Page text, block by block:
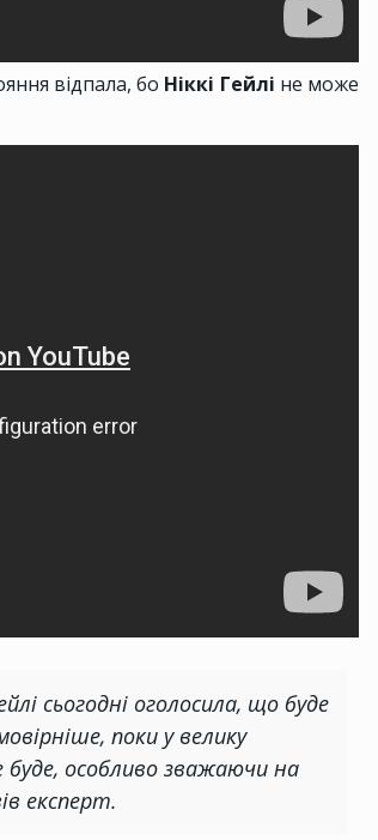
відпала, бо Ніккі Гейлі не може
сьогодні оголосила, що буде
поки у велику
особливо зважаючи на
експерт.